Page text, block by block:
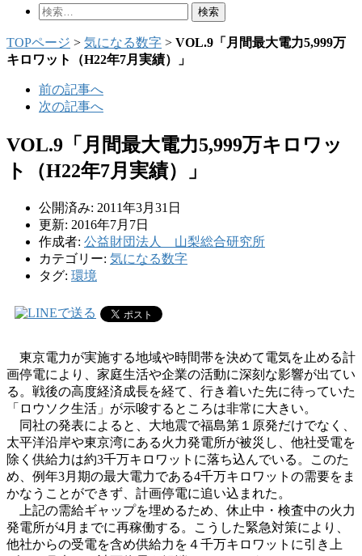
検
TOPページ > 気になる数字 > VOL.9「月間最大電力5,999万
キロワット（H22年7月実績）」
前の記事へ
次の記事へ
VOL.9「月間最大電力5,999万キロワッ
ト（H22年7月実績）」
公開済み: 2011年3月31日
更新: 2016年7月7日
作成者: 公益財団法人 山梨総合研究所
カテゴリー: 気になる数字
タグ: 環境
東京電力が実施する地域や時間帯を決めて電気を止める計
画停電により、家庭生活や企業の活動に深刻な影響が出てい
る。戦後の高度経済成長を経て、行き着いた先に待っていた
「ロウソク生活」が示唆するところは非常に大きい。
同社の発表によると、大地震で福島第１原発だけでなく、
太平洋沿岸や東京湾にある火力発電所が被災し、他社受電を
除く供給力は約3千万キロワットに落ち込んでいる。このた
め、例年3月期の最大電力である4千万キロワットの需要をま
かなうことができず、計画停電に追い込まれた。
上記の需給ギャップを埋めるため、休止中・検査中の火力
発電所が4月までに再稼働する。こうした緊急対策により、
他社からの受電を含め供給力を４千万キロワットに引き上